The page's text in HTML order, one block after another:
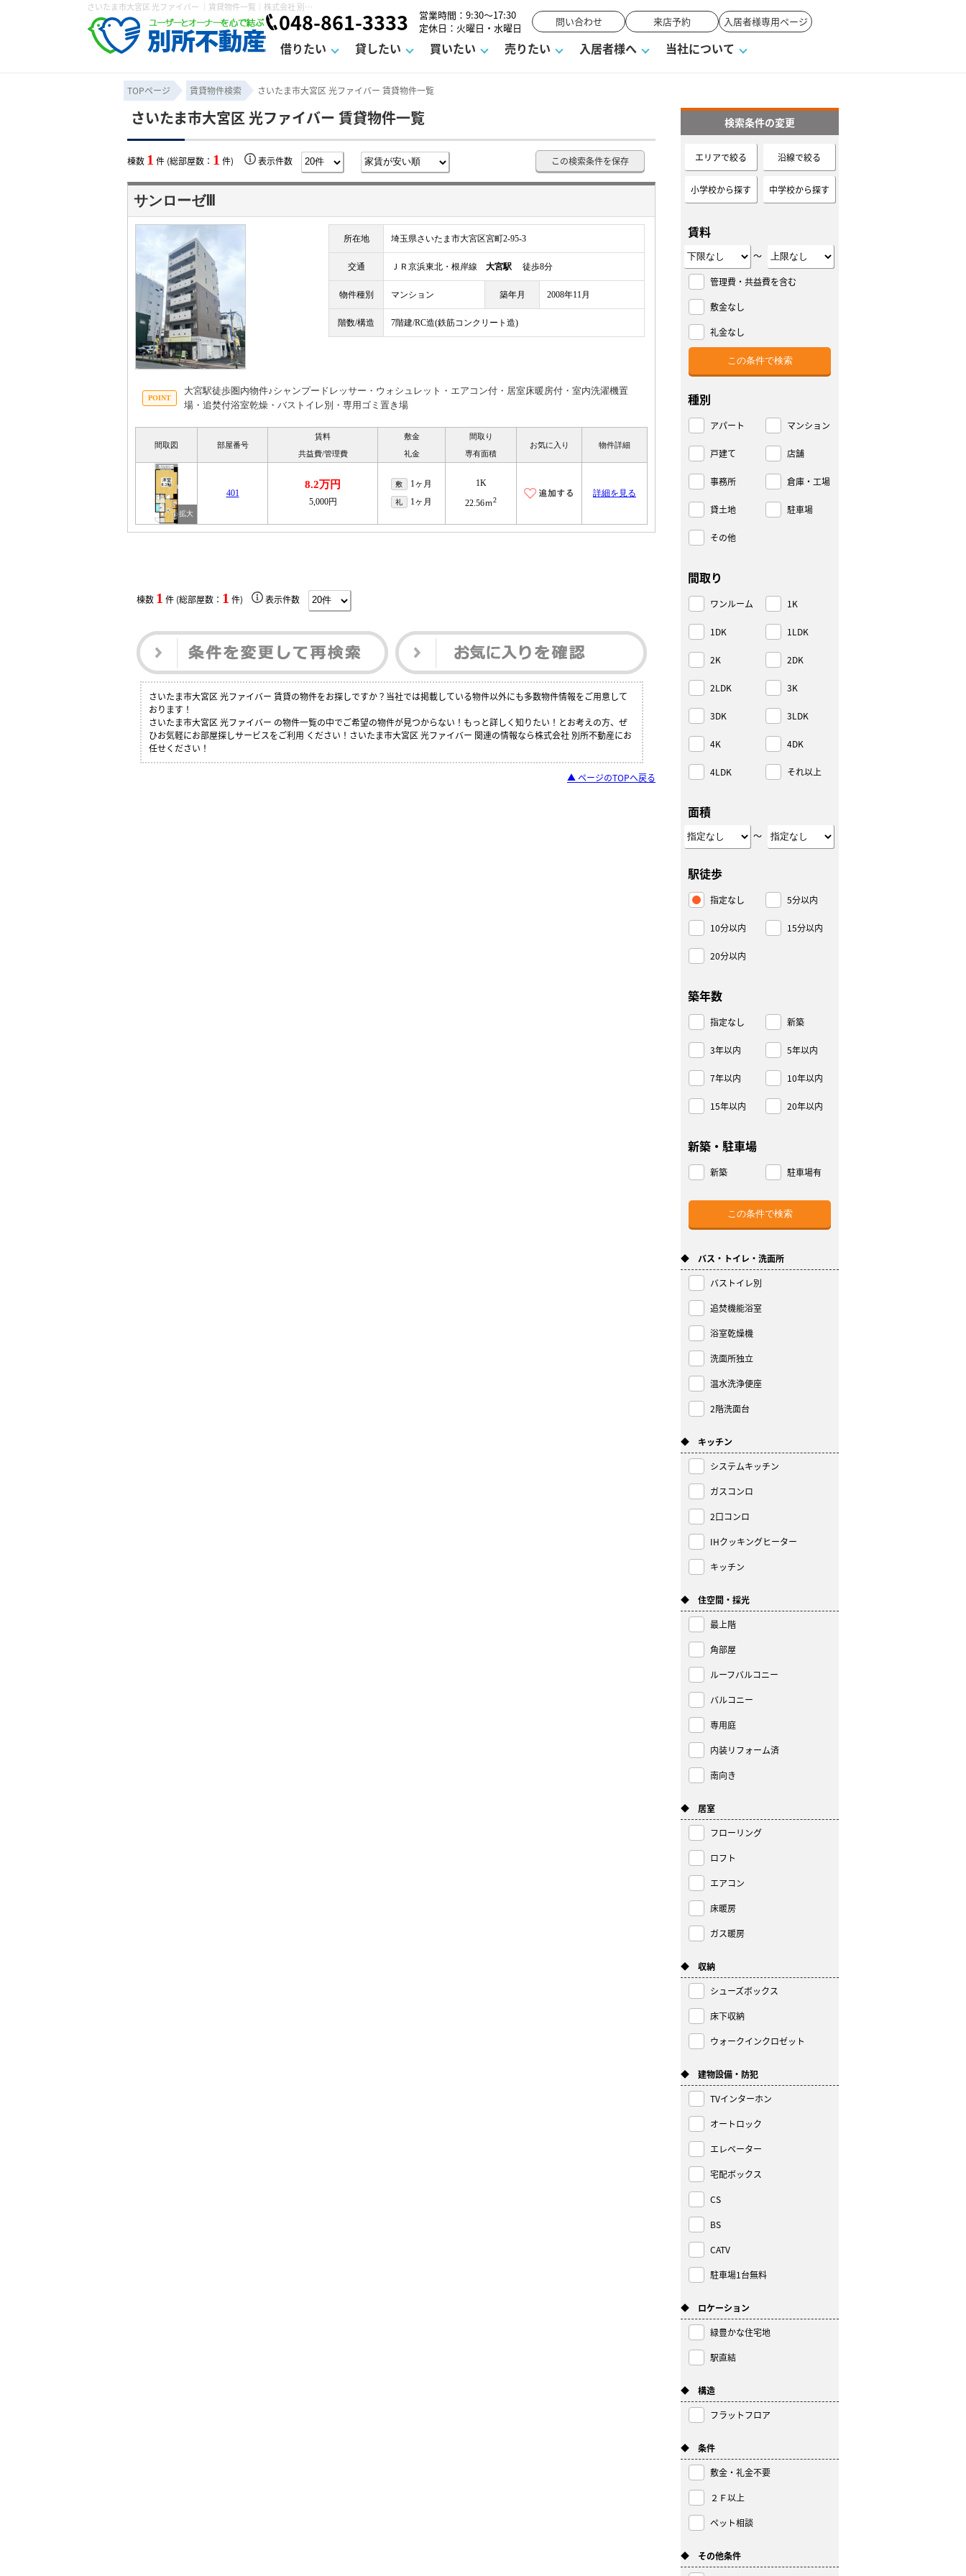
さいたま市大宮区 光ファイバー ｜賃貸物件一覧｜株式会社 別所不動産
048-861-3333
営業時間：9:30～17:30
定休日：火曜日・水曜日
問い合わせ 来店予約 入居者様専用ページ
借りたい
条件から探す 学区から探す 町名から探す 駐車場を探す お気に入り一覧 物件閲覧履歴
保存した検索条件 賃貸契約までの流れ よくある質問 不動産用語・賃貸用語集
貸したい
賃貸管理について 賃貸経営塾 賃貸Q&A 空室対策 業界ニュース
オーナー座談会 賃貸法律相談室
買いたい
売買物件一覧 購入時の諸費用 購入までの流れ よくある質問 マンションVS戸建て 賃貸vs持ち家
売りたい
不動産売却について 住み替え 借地底地 相続 仲介手数料について
媒介契約の種類 諸費用 仲介と買取の違い 必要な書類 売却の流れ 高く売るポイント
よくある質問
入居者様へ
入居者様専用ページ 退去申請フォーム 駐車場解約フォーム
当社について
会社概要 スタッフ紹介 お知らせ お客様の声 街紹介 お問い合わせ 来店予約
個人情報の取り扱い カスタマーハラスメントに対する基本方針
TOPページ 賃貸物件検索 さいたま市大宮区 光ファイバー 賃貸物件一覧
さいたま市大宮区 光ファイバー 賃貸物件一覧
棟数 1 件 (総部屋数： 1 件) 表示件数 この検索条件を保存
サンローゼⅢ
所在地 埼玉県さいたま市大宮区宮町2-95-3
交通 ＪＲ京浜東北・根岸線 大宮駅 徒歩8分
物件種別 マンション 築年月 2008年11月
階数/構造 7階建/RC造(鉄筋コンクリート造)
大宮駅徒歩圏内物件♪シャンプードレッサー・ウォシュレット・エアコン付・居室床暖房付・室内洗濯機置
場・追焚付浴室乾燥・バストイレ別・専用ゴミ置き場
間取図 部屋番号
賃料
共益費/管理費
敷金
礼金
間取り
専有面積
お気に入り 物件詳細
401
8.2万円
5,000円
敷 1ヶ月
礼 1ヶ月
1K
22.56ｍ2
詳細を見る
棟数 1 件 (総部屋数： 1 件) 表示件数
さいたま市大宮区 光ファイバー 賃貸の物件をお探しですか？当社では掲載している物件以外にも多数物件情報をご用意して
おります！
さいたま市大宮区 光ファイバー の物件一覧の中でご希望の物件が見つからない！もっと詳しく知りたい！とお考えの方、ぜ
ひお気軽にお部屋探しサービスをご利用 ください！さいたま市大宮区 光ファイバー 関連の情報なら株式会社 別所不動産にお
任せください！
▲ ページのTOPへ戻る
検索条件の変更
エリアで絞る 沿線で絞る
小学校から探す 中学校から探す
賃料
～
管理費・共益費を含む
敷金なし
礼金なし
種別
アパート マンション
戸建て 店舗
事務所 倉庫・工場
貸土地 駐車場
その他
間取り
ワンルーム 1K
1DK 1LDK
2K 2DK
2LDK 3K
3DK 3LDK
4K 4DK
4LDK それ以上
面積
～
駅徒歩
指定なし 5分以内
10分以内 15分以内
20分以内
築年数
指定なし 新築
3年以内 5年以内
7年以内 10年以内
15年以内 20年以内
新築・駐車場
新築 駐車場有
◆ バス・トイレ・洗面所
バストイレ別
追焚機能浴室
浴室乾燥機
洗面所独立
温水洗浄便座
2階洗面台
◆ キッチン
システムキッチン
ガスコンロ
2口コンロ
IHクッキングヒーター
キッチン
◆ 住空間・採光
最上階
角部屋
ルーフバルコニー
バルコニー
専用庭
内装リフォーム済
南向き
◆ 居室
フローリング
ロフト
エアコン
床暖房
ガス暖房
◆ 収納
シューズボックス
床下収納
ウォークインクロゼット
◆ 建物設備・防犯
TVインターホン
オートロック
エレベーター
宅配ボックス
CS
BS
CATV
駐車場1台無料
◆ ロケーション
緑豊かな住宅地
駅直結
◆ 構造
フラットフロア
◆ 条件
敷金・礼金不要
２Ｆ以上
ペット相談
◆ その他条件